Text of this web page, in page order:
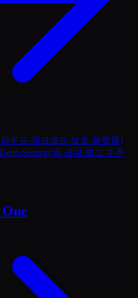
우드 워크로드 보호 플랫폼)
Security의 국내 최고 수준